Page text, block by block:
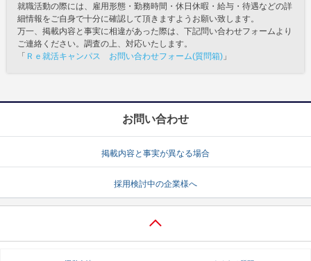
就職活動の際には、雇用形態・勤務時間・休日休暇・給与・待遇などの詳
細情報をご自身で十分に確認して頂きますようお願い致します。
万一、掲載内容と事実に相違があった際は、下記問い合わせフォームより
ご連絡ください。調査の上、対応いたします。
「 Ｒｅ就活キャンパス お問い合わせフォーム(質問箱) 」
お問い合わせ
掲載内容と事実が異なる場合
採用検討中の企業様へ